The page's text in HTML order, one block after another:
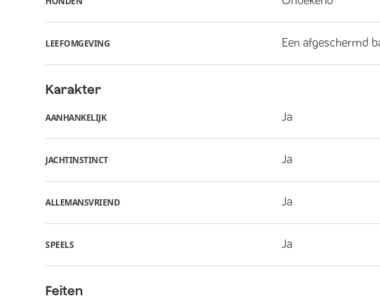
LEEFOMGEVING Een afgeschermd
Karakter
AANHANKELIJK Ja
JACHTINSTINCT Ja
ALLEMANSVRIEND Ja
SPEELS Ja
Feiten